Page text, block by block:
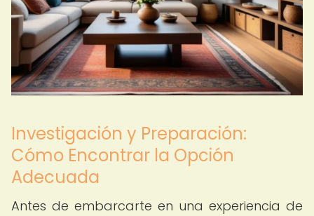
Investigación y Preparación:
Cómo Encontrar la Opción
Adecuada
Antes de embarcarte en una experiencia de